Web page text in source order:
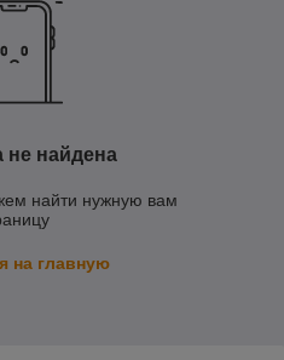
не найдена
найти нужную вам
на главную